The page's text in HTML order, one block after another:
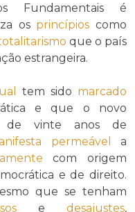
Fundamentais é
os princípios como
que o país
estrangeira.
tem sido marcado
e que o novo
de vinte anos de
permeável
a
com origem
e de direito.
que se tenham
e desajustes,